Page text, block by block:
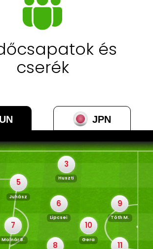
és
cserék
JPN
7
Molnár B.
5
Juhász
8
6
Lipcsei
3
Huszti
10
Gera
11
9
Tóth M.